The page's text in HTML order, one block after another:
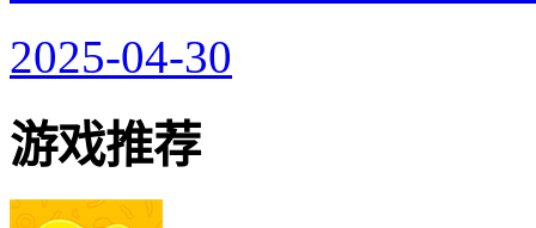
2025-04-30
游戏推荐